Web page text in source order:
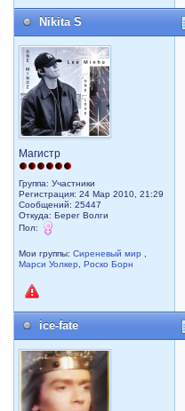
Nikita S
Магистр
Группа: Участники
Регистрация: 24 Мар 2010, 21:29
Сообщений: 25447
Откуда: Берег Волги
Пол:
Мои группы:Сиреневый мир
Марси Уолкер
,Роско Борн
ice-fate